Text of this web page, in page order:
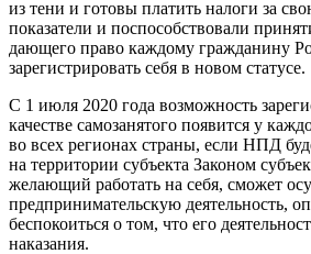
из тени и готовы платить налоги за
показатели и поспособствовали
дающего право каждому гражданину
зарегистрировать себя в новом статусе.
С 1 июля 2020 года возможность
качестве самозанятого появится у
во всех регионах страны, если НПД
на территории субъекта Законом
желающий работать на себя, сможет
предпринимательскую деятельность,
беспокоиться о том, что его
наказания.